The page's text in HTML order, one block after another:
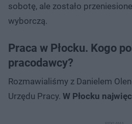
sobotę, ale zostało
wyborczą.
Praca w Płocku. Kogo
pracodawcy?
Rozmawialiśmy z Danielem
Urzędu Pracy. W Płocku